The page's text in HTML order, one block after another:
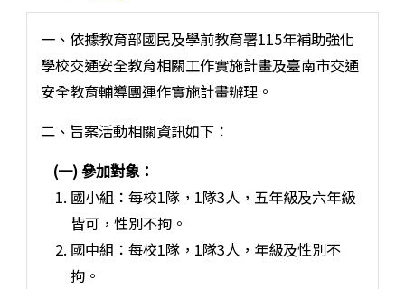
一、依據教育部國民及學前教育署115年補助強化
學校交通安全教育相關工作實施計畫及臺南市交通
安全教育輔導團運作實施計畫辦理。
二、旨案活動相關資訊如下：
(一) 參加對象：
國小組：每校1隊，1隊3人，五年級及六年級
皆可，性別不拘。
國中組：每校1隊，1隊3人，年級及性別不
拘。